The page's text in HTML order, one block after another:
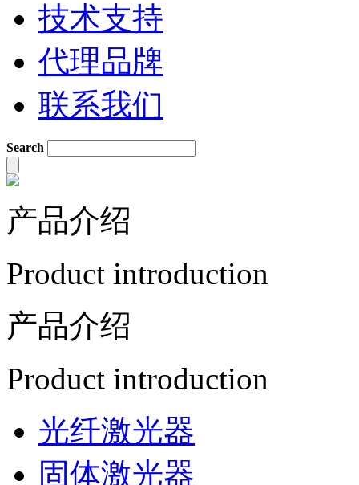
技术支持
代理品牌
联系我们
Search
产品介绍
Product introduction
产品介绍
Product introduction
光纤激光器
固体激光器